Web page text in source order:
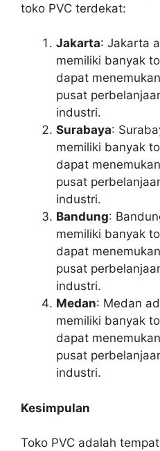
toko PVC terdekat:
Jakarta: Jakarta
memiliki banyak
dapat
pusat
industri.
Surabaya:
memiliki banyak
dapat
pusat
industri.
Bandung:
memiliki banyak
dapat
pusat
industri.
Medan: Medan
memiliki banyak
dapat
pusat
industri.
Kesimpulan
Toko PVC adalah